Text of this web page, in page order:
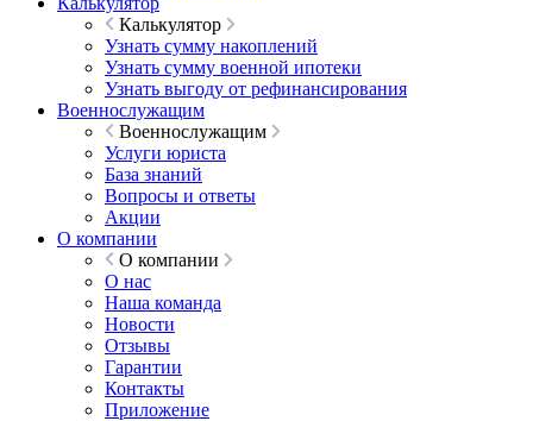
Калькулятор
Узнать сумму накоплений
Узнать сумму военной ипотеки
Узнать выгоду от рефинансирования
Военнослужащим
Военнослужащим
Услуги юриста
База знаний
Вопросы и ответы
Акции
О компании
О компании
О нас
Наша команда
Новости
Отзывы
Гарантии
Контакты
Приложение